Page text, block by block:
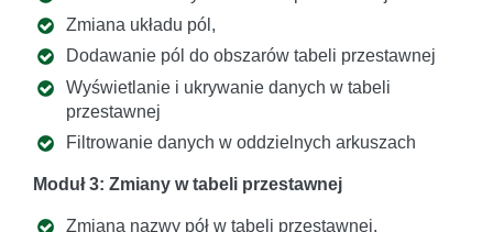
Zmiana układu pól,
Dodawanie pól do obszarów tabeli przestawnej
Wyświetlanie i ukrywanie danych w tabeli
przestawnej
Filtrowanie danych w oddzielnych arkuszach
Moduł 3: Zmiany w tabeli przestawnej
Zmiana nazwy pół w tabeli przestawnej,